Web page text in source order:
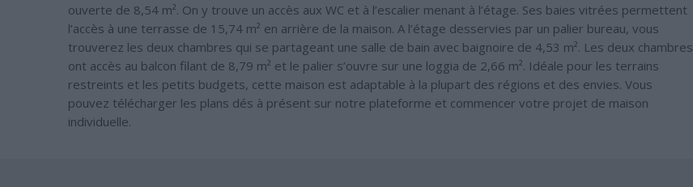
ouverte de 8,54 m². On y trouve un accès aux WC et à l’escalier menant à l’étage. Ses baies vitrées permettent
l’accès à une terrasse de 15,74 m² en arrière de la maison. A l’étage desservies par un palier bureau, vous
trouverez les deux chambres qui se partageant une salle de bain avec baignoire de 4,53 m². Les deux chambres
ont accès au balcon filant de 8,79 m² et le palier s’ouvre sur une loggia de 2,66 m². Idéale pour les terrains
restreints et les petits budgets, cette maison est adaptable à la plupart des régions et des envies. Vous
pouvez télécharger les plans dés à présent sur notre plateforme et commencer votre projet de maison
individuelle.